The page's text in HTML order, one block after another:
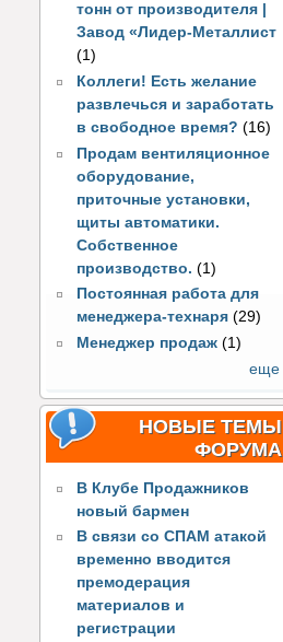
тонн от производителя |
Завод «Лидер-Металлист
(1)
Коллеги! Есть желание
развлечься и заработать
в свободное время? (16)
Продам вентиляционное
оборудование,
приточные установки,
щиты автоматики.
Собственное
производство. (1)
Постоянная работа для
менеджера-технаря (29)
Менеджер продаж (1)
еще
НОВЫЕ ТЕМЫ
ФОРУМА
В Клубе Продажников
новый бармен
В связи со СПАМ атакой
временно вводится
премодерация
материалов и
регистрации